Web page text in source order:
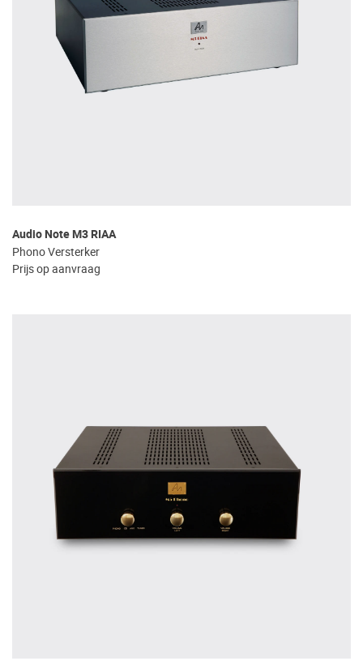
Audio Note M3 RIAA
Phono Versterker
Prijs op aanvraag